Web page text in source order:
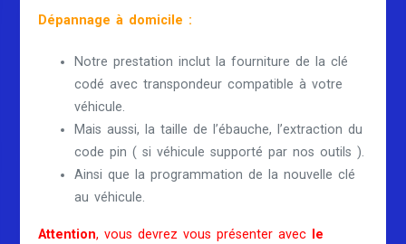
Dépannage à domicile :
Notre prestation inclut la fourniture de la clé
codé avec transpondeur compatible à votre
véhicule.
Mais aussi, la taille de l’ébauche, l’extraction du
code pin ( si véhicule supporté par nos outils ).
Ainsi que la programmation de la nouvelle clé
au véhicule.
Attention, vous devrez vous présenter avec le